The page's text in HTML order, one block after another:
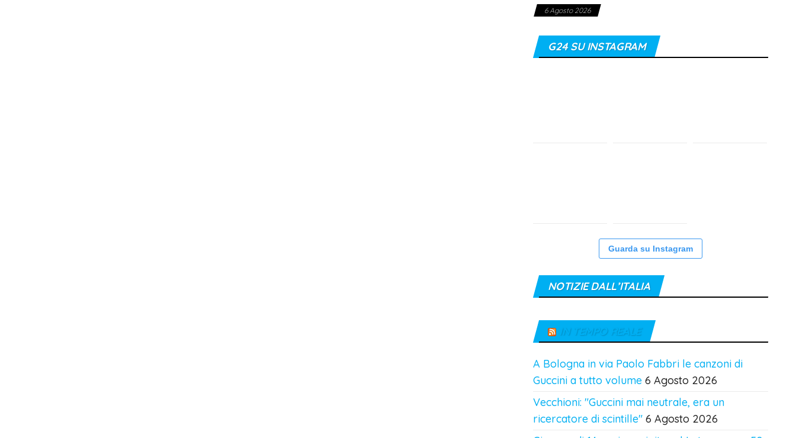
6 Agosto 2026
G24 SU INSTAGRAM
Guarda su Instagram
NOTIZIE DALL’ITALIA
IN TEMPO REALE
A Bologna in via Paolo Fabbri le canzoni di
Guccini a tutto volume 6 Agosto 2026
Vecchioni: "Guccini mai neutrale, era un
ricercatore di scintille" 6 Agosto 2026